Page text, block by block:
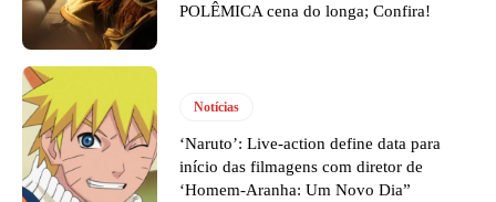
POLÊMICA cena do longa; Confira!
Notícias
‘Naruto’: Live-action define data para
início das filmagens com diretor de
‘Homem-Aranha: Um Novo Dia”